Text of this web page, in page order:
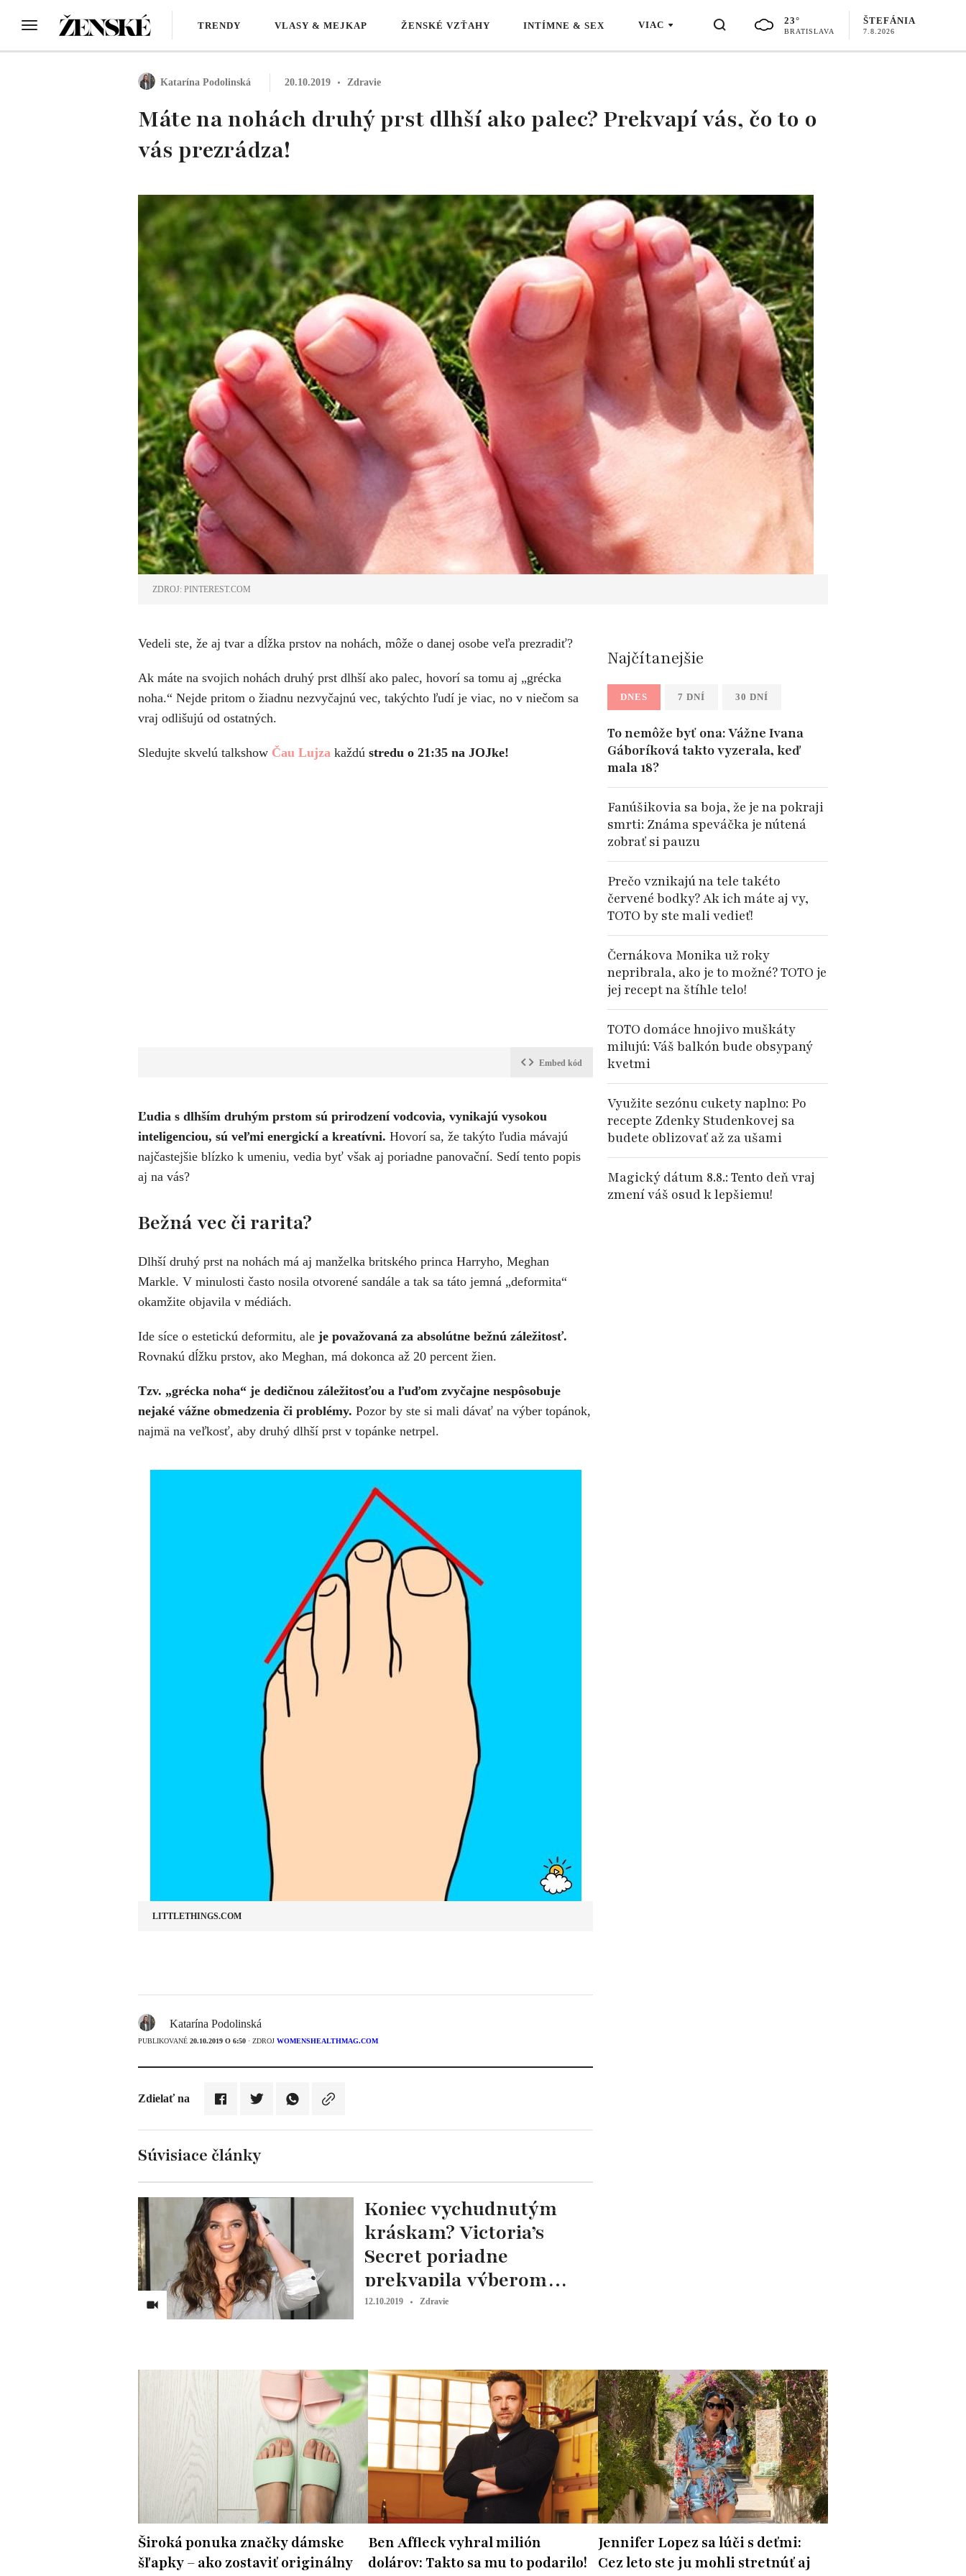
TRENDY VLASY & MEJKAP ŽENSKÉ VZŤAHY INTÍMNE & SEX VIAC 23°
BRATISLAVA
ŠTEFÁNIA
7.8.2026
Katarína Podolinská 20.10.2019 Zdravie
Máte na nohách druhý prst dlhší ako palec? Prekvapí vás, čo to o
vás prezrádza!
ZDROJ: PINTEREST.COM
Vedeli ste, že aj tvar a dĺžka prstov na nohách, môže o danej osobe veľa prezradiť?
Ak máte na svojich nohách druhý prst dlhší ako palec, hovorí sa tomu aj „grécka
noha.“ Nejde pritom o žiadnu nezvyčajnú vec, takýchto ľudí je viac, no v niečom sa
vraj odlišujú od ostatných.
Sledujte skvelú talkshow Čau Lujza každú stredu o 21:35 na JOJke!
Embed kód
Ľudia s dlhším druhým prstom sú prirodzení vodcovia, vynikajú vysokou
inteligenciou, sú veľmi energickí a kreatívni. Hovorí sa, že takýto ľudia mávajú
najčastejšie blízko k umeniu, vedia byť však aj poriadne panovační. Sedí tento popis
aj na vás?
Bežná vec či rarita?
Dlhší druhý prst na nohách má aj manželka britského princa Harryho, Meghan
Markle. V minulosti často nosila otvorené sandále a tak sa táto jemná „deformita“
okamžite objavila v médiách.
Ide síce o estetickú deformitu, ale je považovaná za absolútne bežnú záležitosť.
Rovnakú dĺžku prstov, ako Meghan, má dokonca až 20 percent žien.
Tzv. „grécka noha“ je dedičnou záležitosťou a ľuďom zvyčajne nespôsobuje
nejaké vážne obmedzenia či problémy. Pozor by ste si mali dávať na výber topánok,
najmä na veľkosť, aby druhý dlhší prst v topánke netrpel.
LITTLETHINGS.COM
Katarína Podolinská
PUBLIKOVANÉ 20.10.2019 O 6:50 · ZDROJ WOMENSHEALTHMAG.COM
Zdielať na
Súvisiace články
Koniec vychudnutým
kráskam? Victoria’s
Secret poriadne
prekvapila výberom
modelky
12.10.2019 Zdravie
Najčítanejšie
DNES 7 DNÍ 30 DNÍ
To nemôže byť ona: Vážne Ivana
Gáboríková takto vyzerala, keď
mala 18?
Fanúšikovia sa boja, že je na pokraji
smrti: Známa speváčka je nútená
zobrať si pauzu
Prečo vznikajú na tele takéto
červené bodky? Ak ich máte aj vy,
TOTO by ste mali vedieť!
Černákova Monika už roky
nepribrala, ako je to možné? TOTO je
jej recept na štíhle telo!
TOTO domáce hnojivo muškáty
milujú: Váš balkón bude obsypaný
kvetmi
Využite sezónu cukety naplno: Po
recepte Zdenky Studenkovej sa
budete oblizovať až za ušami
Magický dátum 8.8.: Tento deň vraj
zmení váš osud k lepšiemu!
Široká ponuka značky dámske
šľapky – ako zostaviť originálny
Ben Affleck vyhral milión
dolárov: Takto sa mu to podarilo!
Jennifer Lopez sa lúči s deťmi:
Cez leto ste ju mohli stretnúť aj